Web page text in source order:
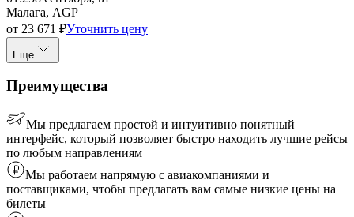
Малага, AGP
от 23 671 ₽Уточнить цену
Еще
Преимущества
Мы предлагаем простой и интуитивно понятный
интерфейс, который позволяет быстро находить лучшие рейсы
по любым направлениям
Мы работаем напрямую с авиакомпаниями и
поставщиками, чтобы предлагать вам самые низкие цены на
билеты